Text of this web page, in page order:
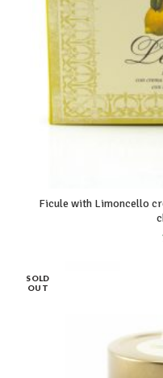
Ficule with Limoncello
SOLD
OUT